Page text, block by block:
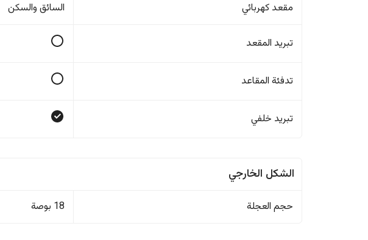
مقعد كهربائي السائق والسکن
تبريد المقعد
تدفئة المقاعد
تبريد خلفي
الشكل الخارجي
حجم العجلة 18 بوصة